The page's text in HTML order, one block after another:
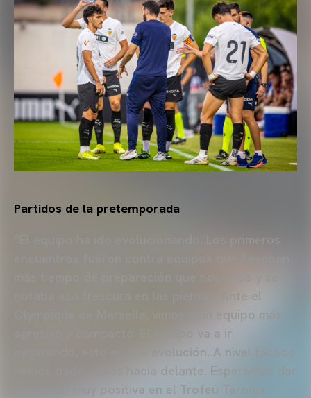
Partidos de la pretemporada
Olympique de Marsella, vimos a un equipo más
agresivo y compacto. El equipo va a ir
mejorando, esto es una evolución. A nivel táctico
hemos dado pasos hacia delante. Esperamos dar
una mejor muy positiva en el Trofeu Taronja.